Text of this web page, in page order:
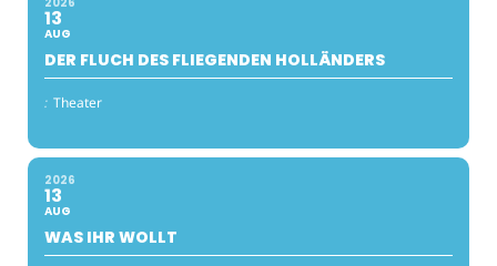
13
AUG
DER FLUCH DES FLIEGENDEN HOLLÄNDERS
: Theater
2026
13
AUG
WAS IHR WOLLT